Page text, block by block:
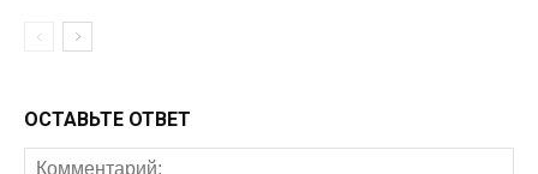
ОСТАВЬТЕ ОТВЕТ